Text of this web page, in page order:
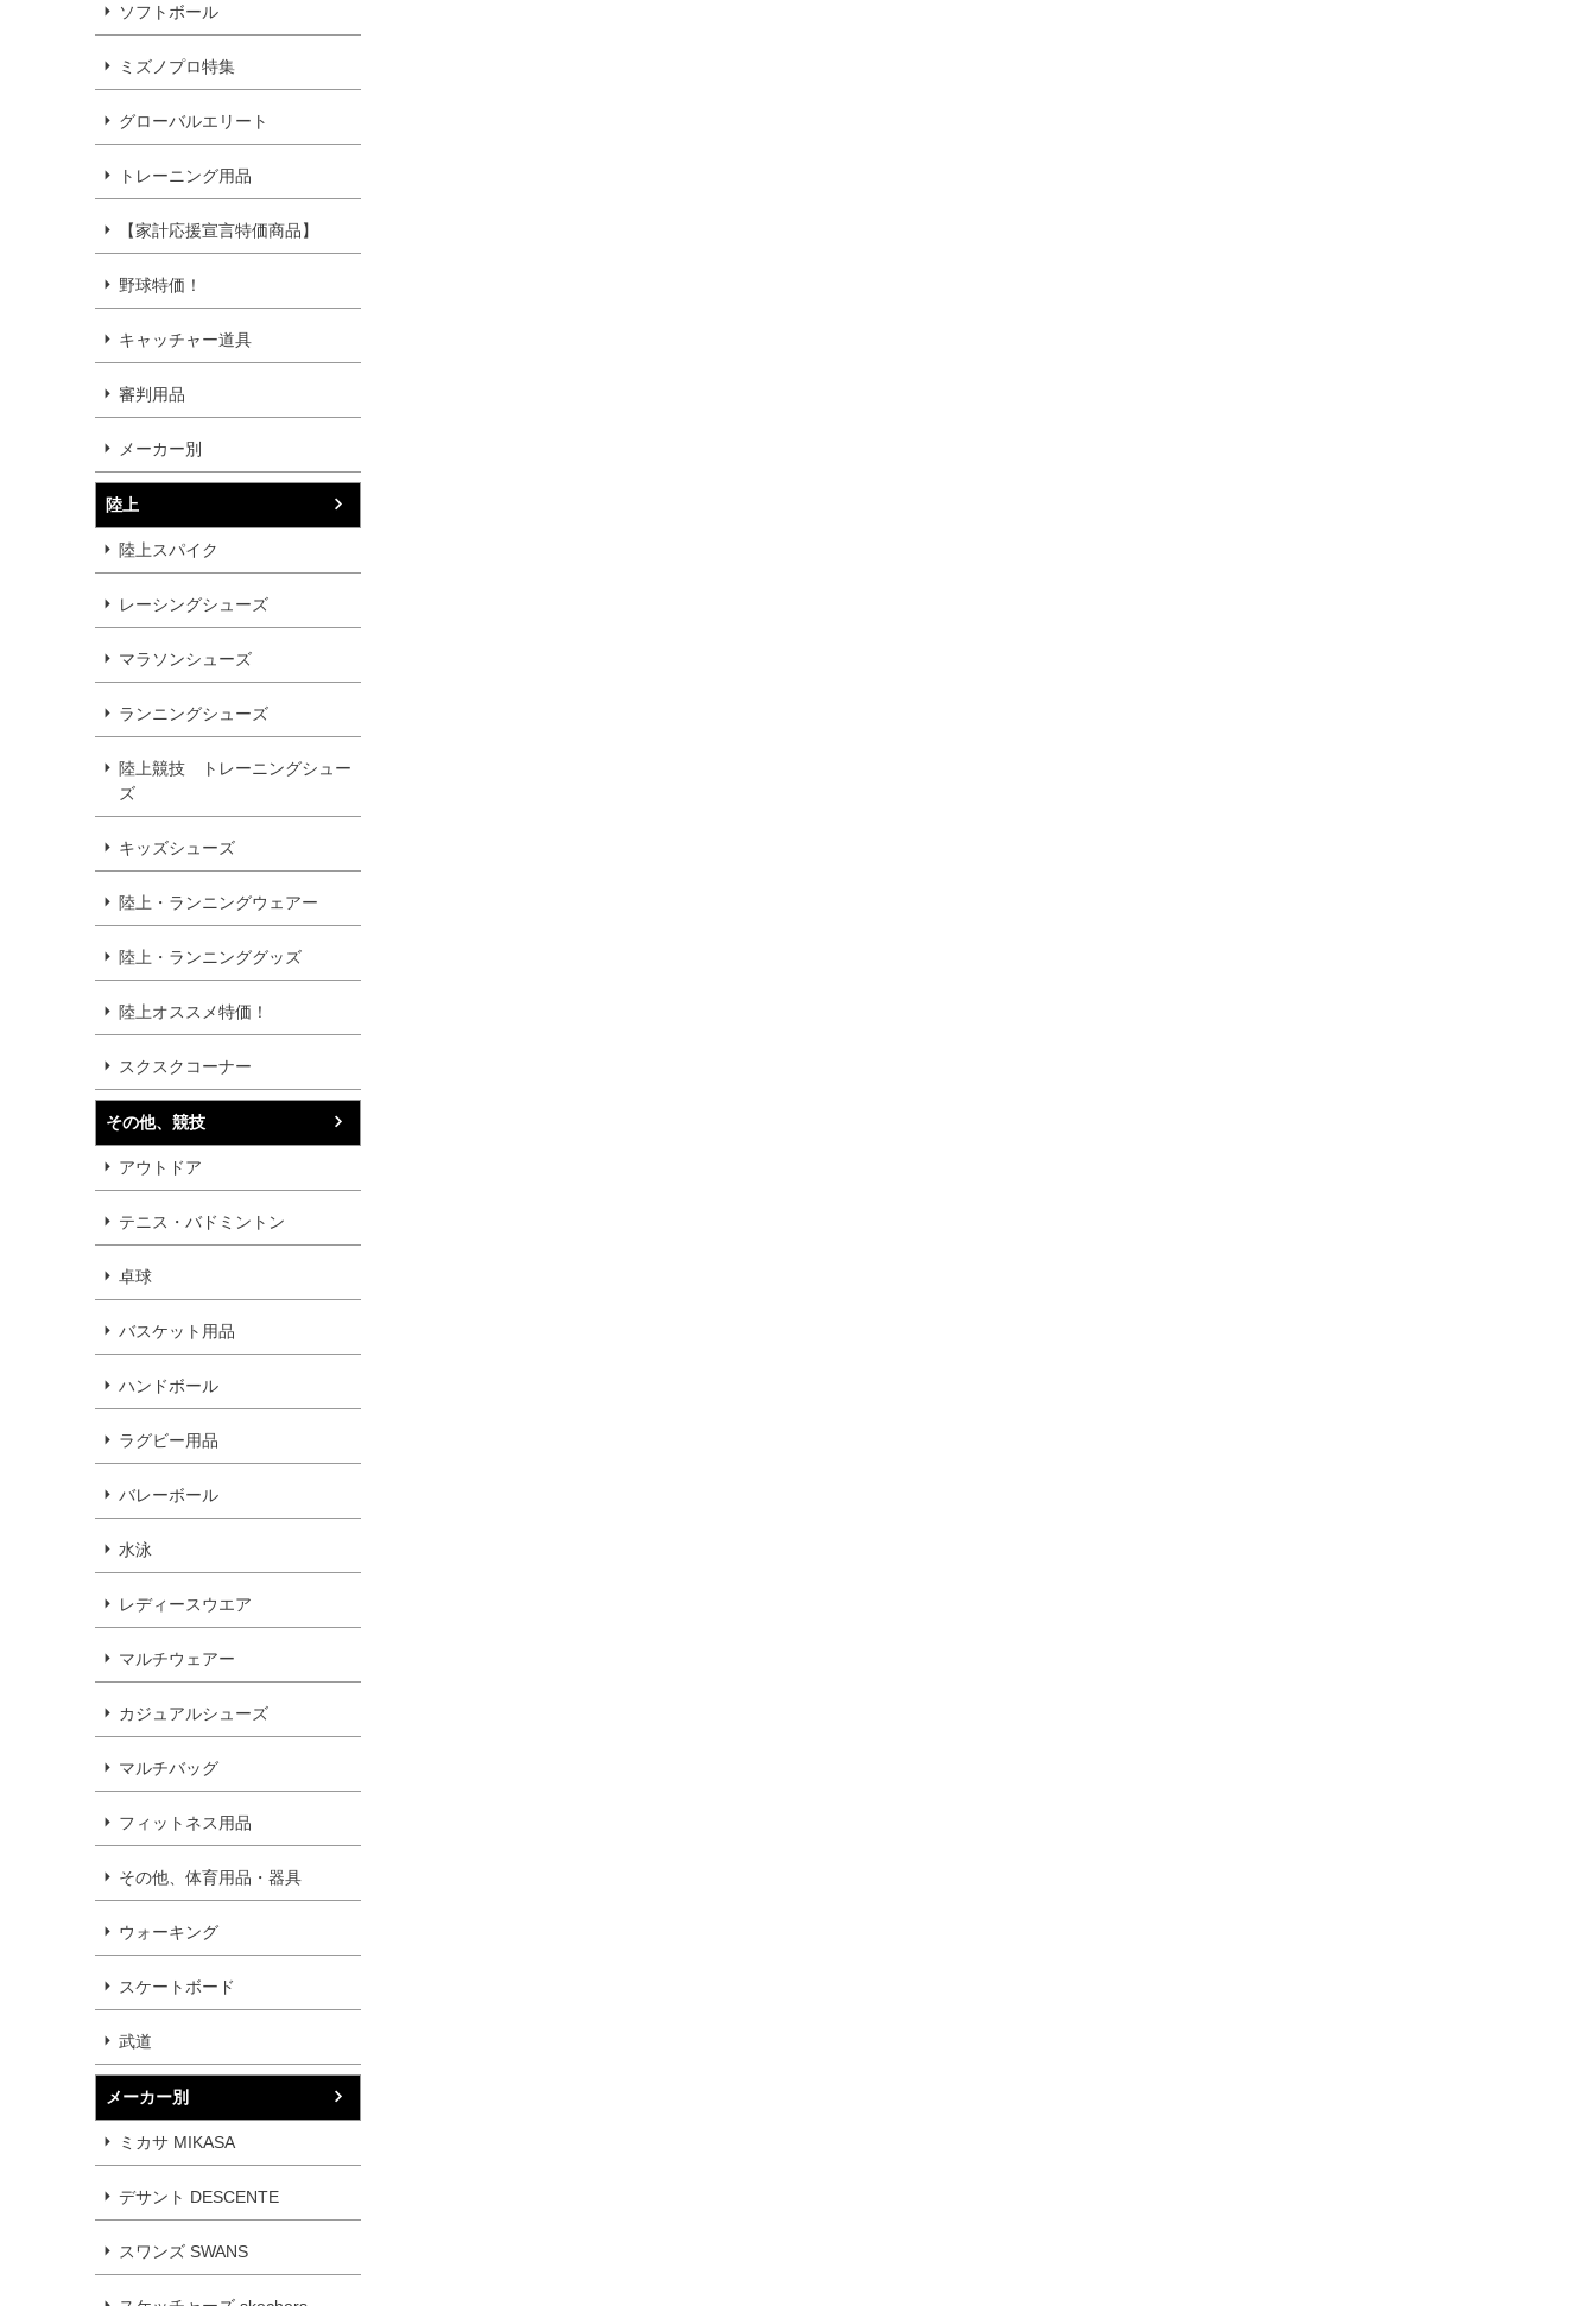
ソフトボール
ミズノプロ特集
グローバルエリート
トレーニング用品
【家計応援宣言特価商品】
野球特価！
キャッチャー道具
審判用品
メーカー別
陸上
陸上スパイク
レーシングシューズ
マラソンシューズ
ランニングシューズ
陸上競技 トレーニングシュー
ズ
キッズシューズ
陸上・ランニングウェアー
陸上・ランニンググッズ
陸上オススメ特価！
スクスクコーナー
その他、競技
アウトドア
テニス・バドミントン
卓球
バスケット用品
ハンドボール
ラグビー用品
バレーボール
水泳
レディースウエア
マルチウェアー
カジュアルシューズ
マルチバッグ
フィットネス用品
その他、体育用品・器具
ウォーキング
スケートボード
武道
メーカー別
ミカサ MIKASA
デサント DESCENTE
スワンズ SWANS